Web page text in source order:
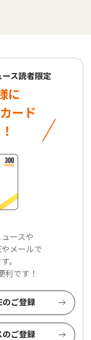
ス読者限定
に
ード
ースや
メールで
。
利です！
のご登録
のご登録